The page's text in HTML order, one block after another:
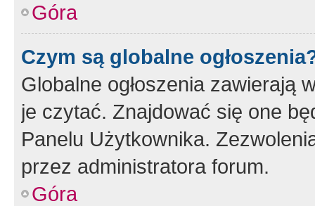
Góra
Czym są globalne
Globalne ogłoszenia zawierają
je czytać. Znajdować się one
Panelu Użytkownika.
przez administratora forum.
Góra